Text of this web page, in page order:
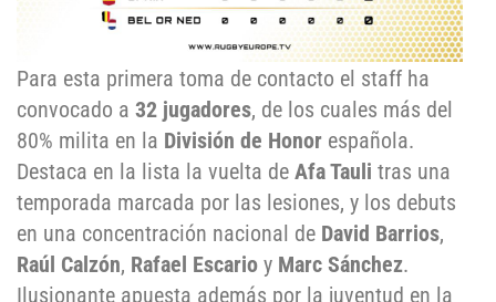
Para esta primera toma de contacto el staff ha
convocado a 32 jugadores, de los cuales más del
80% milita en la División de Honor española.
Destaca en la lista la vuelta de Afa Tauli tras una
temporada marcada por las lesiones, y los debuts
en una concentración nacional de David Barrios,
Raúl Calzón, Rafael Escario y Marc Sánchez.
Ilusionante apuesta además por la juventud en la